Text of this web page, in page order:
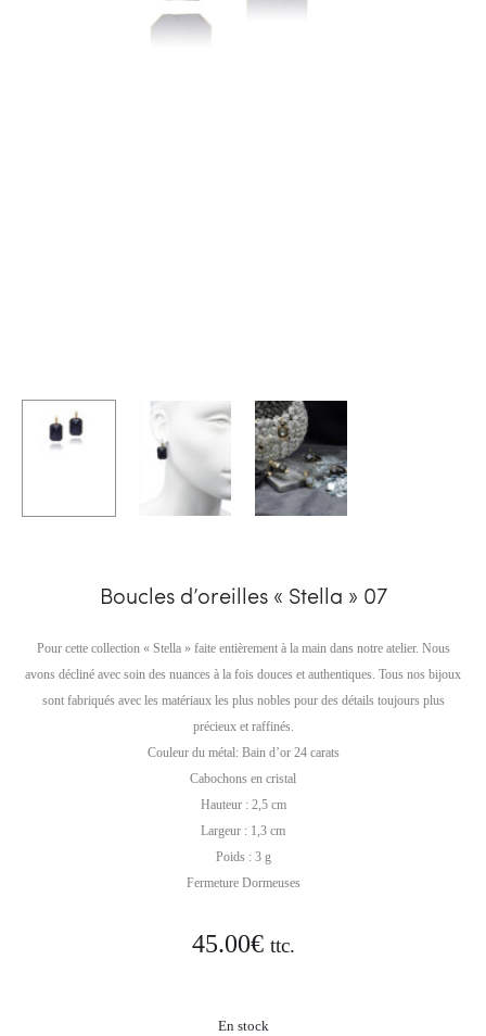
Boucles d’oreilles « Stella » 07
Pour cette collection « Stella » faite entièrement à la main dans notre atelier. Nous
avons décliné avec soin des nuances à la fois douces et authentiques. Tous nos bijoux
sont fabriqués avec les matériaux les plus nobles pour des détails toujours plus
précieux et raffinés.
Couleur du métal: Bain d’or 24 carats
Cabochons en cristal
Hauteur : 2,5 cm
Largeur : 1,3 cm
Poids : 3 g
Fermeture Dormeuses
45.00€ ttc.
En stock